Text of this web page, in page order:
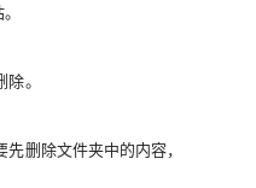
。
删除文件夹中的内容，